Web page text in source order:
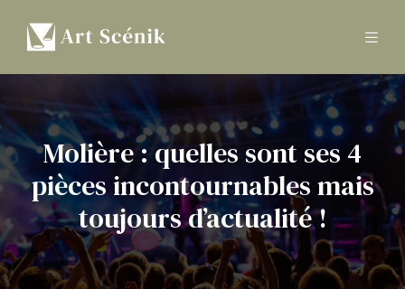
Molière : quelles sont ses 4
pièces incontournables mais
toujours d’actualité !